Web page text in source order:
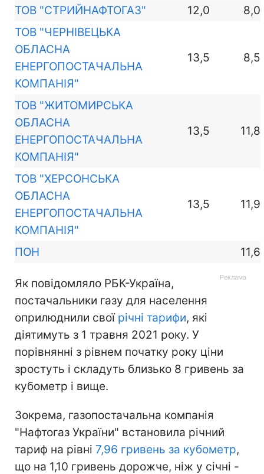
ТОВ "СТРИЙНАФТОГАЗ"
12,0
8,0
ТОВ "ЧЕРНІВЕЦЬКА
ОБЛАСНА
ЕНЕРГОПОСТАЧАЛЬНА
КОМПАНІЯ"
13,5 8,5
ТОВ "ЖИТОМИРСЬКА
ОБЛАСНА
ЕНЕРГОПОСТАЧАЛЬНА
КОМПАНІЯ"
13,5 11,8
ТОВ "ХЕРСОНСЬКА
ОБЛАСНА
ЕНЕРГОПОСТАЧАЛЬНА
КОМПАНІЯ"
13,5 11,9
ПОН 11,6
Як повідомляло РБК-Україна,
постачальники газу для населення
оприлюднили свої річні тарифи, які
діятимуть з 1 травня 2021 року. У
порівнянні з рівнем початку року ціни
зростуть і складуть близько 8 гривень за
кубометр і вище.
Зокрема, газопостачальна компанія
"Нафтогаз України" встановила річний
тариф на рівні 7,96 гривень за кубометр,
що на 1,10 гривень дорожче, ніж у січні -